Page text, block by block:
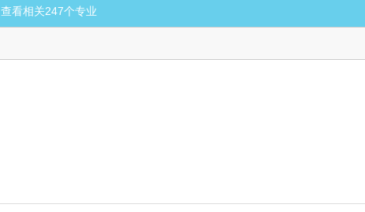
查看相关247个专业